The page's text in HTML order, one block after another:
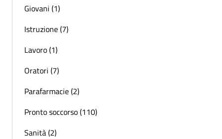
Giovani (1)
Istruzione (7)
Lavoro (1)
Oratori (7)
Parafarmacie (2)
Pronto soccorso (110)
Sanità (2)